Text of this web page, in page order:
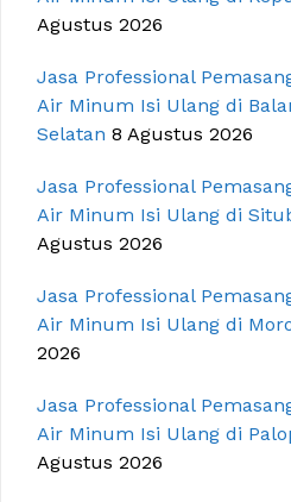
Agustus 2026
Jasa Professional
Air Minum Isi Ulang di
Selatan 8 Agustus 2026
Jasa Professional
Air Minum Isi Ulang di
Agustus 2026
Jasa Professional
Air Minum Isi Ulang di
2026
Jasa Professional
Air Minum Isi Ulang di
Agustus 2026